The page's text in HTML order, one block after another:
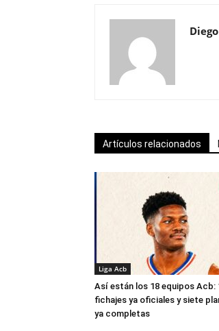
Artículos relacionados
Liga Acb
Así están los 18 equipos Acb:
fichajes ya oficiales y siete
ya completas